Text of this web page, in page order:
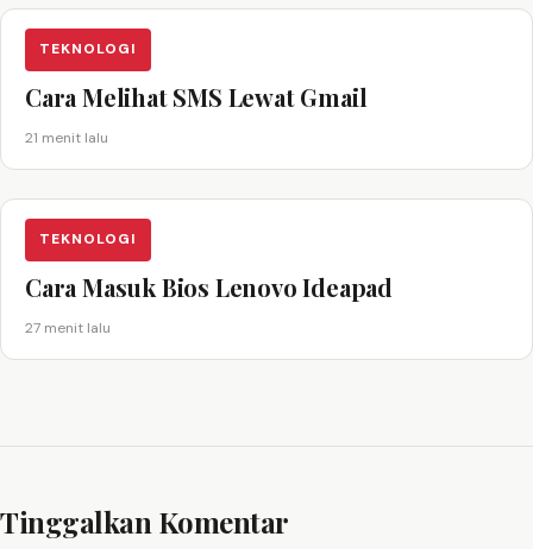
TEKNOLOGI
Cara Melihat SMS Lewat Gmail
21 menit lalu
TEKNOLOGI
Cara Masuk Bios Lenovo Ideapad
27 menit lalu
Tinggalkan Komentar